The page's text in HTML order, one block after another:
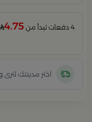
4 دفعات تبدأ من 4.75
اختر مدينتك